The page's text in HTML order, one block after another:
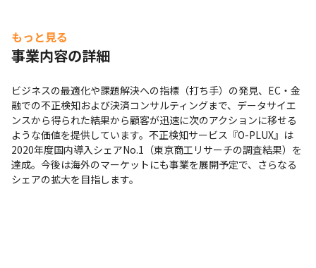
もっと見る
事業内容の詳細
ビジネスの最適化や課題解決への指標（打ち手）の発見、EC・金
融での不正検知および決済コンサルティングまで、データサイエ
ンスから得られた結果から顧客が迅速に次のアクションに移せる
ような価値を提供しています。不正検知サービス『O-PLUX』は
2020年度国内導入シェアNo.1（東京商工リサーチの調査結果）を
達成。今後は海外のマーケットにも事業を展開予定で、さらなる
シェアの拡大を目指します。